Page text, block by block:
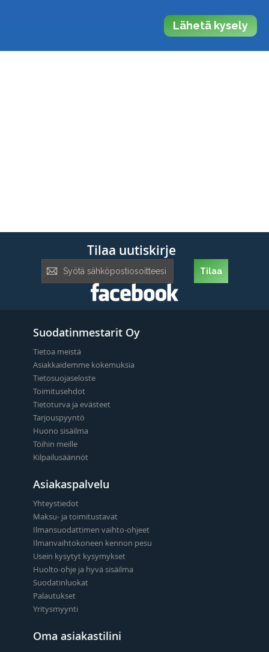
Lähetä kysely
Tilaa uutiskirje
uutiskirje:
Tilaa
Suodatinmestarit Oy
Tietoa meistä
Asiakkaidemme kokemuksia
Tietosuojaseloste
Toimitusehdot
Tietoturva ja evästeet
Tarjouspyyntö
Huono sisäilma
Töihin meille
Kilpailusäännöt
Asiakaspalvelu
Yhteystiedot
Maksu- ja toimitustavat
Ilmansuodattimen vaihto-ohjeet
Ilmanvaihtokoneen kennon pesu
Usein kysytyt kysymykset
Huolto-ohje ja hyvä sisäilma
Suodatinluokat
Palautukset
Yritysmyynti
Oma asiakastilini